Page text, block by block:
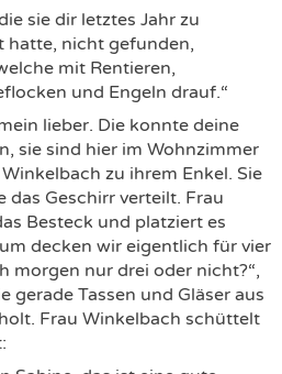
sie dir letztes Jahr zu
hatte, nicht gefunden,
mit Rentieren,
und Engeln drauf.“
lieber. Die konnte deine
sie sind hier im Wohnzimmer
zu ihrem Enkel. Sie
das Geschirr verteilt. Frau
Besteck und platziert es
decken wir eigentlich für vier
morgen nur drei oder nicht?“,
gerade Tassen und Gläser aus
Frau Winkelbach schüttelt